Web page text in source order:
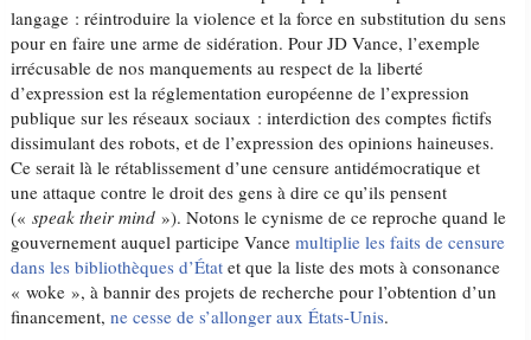
langage : réintroduire la violence et la force en substitution du sens
pour en faire une arme de sidération. Pour JD Vance, l’exemple
irrécusable de nos manquements au respect de la liberté
d’expression est la réglementation européenne de l’expression
publique sur les réseaux sociaux : interdiction des comptes fictifs
dissimulant des robots, et de l’expression des opinions haineuses.
Ce serait là le rétablissement d’une censure antidémocratique et
une attaque contre le droit des gens à dire ce qu’ils pensent
(«speak their mind»). Notons le cynisme de ce reproche quand le
gouvernement auquel participe Vancemultiplie les faits de censure
dans les bibliothèques d’État et que la liste des mots à consonance
« woke », à bannir des projets de recherche pour l’obtention d’un
financement,ne cesse de s’allonger aux États-Unis.